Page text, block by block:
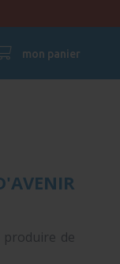
mon panier
de